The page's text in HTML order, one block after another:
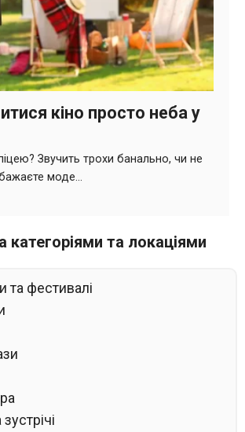
категоріями та локаціями
та фестивалі